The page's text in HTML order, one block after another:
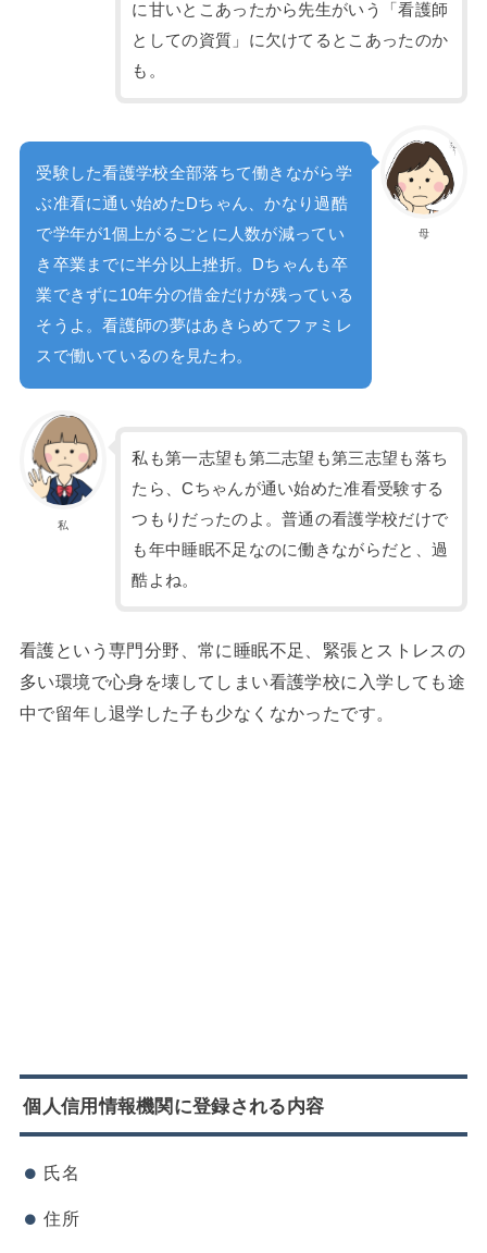
に甘いとこあったから先生がいう「看護師
としての資質」に欠けてるとこあったのか
も。
母
受験した看護学校全部落ちて働きながら学
ぶ准看に通い始めたDちゃん、かなり過酷
で学年が1個上がるごとに人数が減ってい
き卒業までに半分以上挫折。Dちゃんも卒
業できずに10年分の借金だけが残っている
そうよ。看護師の夢はあきらめてファミレ
スで働いているのを見たわ。
私
私も第一志望も第二志望も第三志望も落ち
たら、Cちゃんが通い始めた准看受験する
つもりだったのよ。普通の看護学校だけで
も年中睡眠不足なのに働きながらだと、過
酷よね。
看護という専門分野、常に睡眠不足、緊張とストレスの
多い環境で心身を壊してしまい看護学校に入学しても途
中で留年し退学した子も少なくなかったです。
個人信用情報機関に登録される内容
氏名
住所